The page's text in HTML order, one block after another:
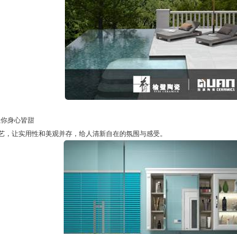
身心皆甜
，让实用性和美观并存，给人清新自在的氛围与感受。